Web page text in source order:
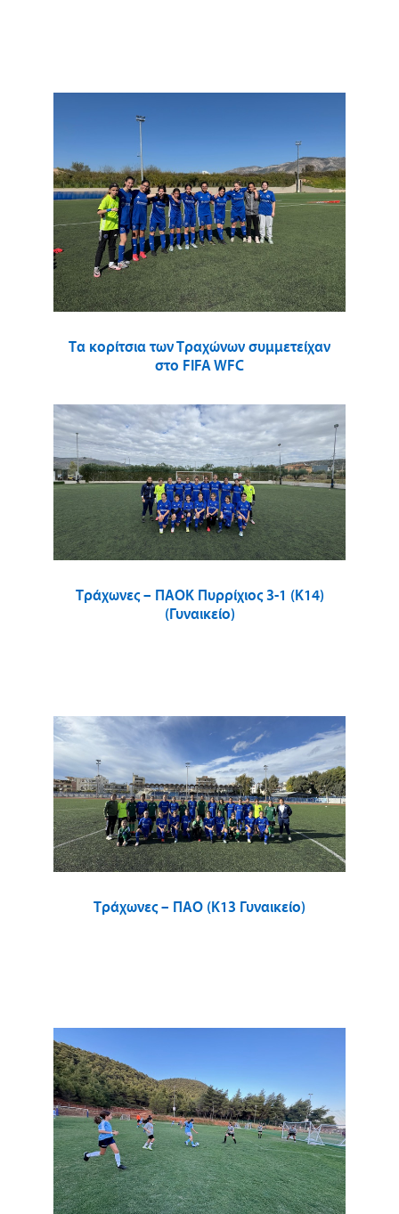
Τα κορίτσια των Τραχώνων συμμετείχαν
στο FIFA WFC
Τράχωνες – ΠΑΟΚ Πυρρίχιος 3-1 (Κ14)
(Γυναικείο)
Τράχωνες – ΠΑΟ (Κ13 Γυναικείο)